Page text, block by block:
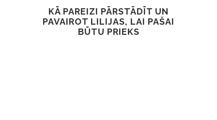
KĀ PAREIZI PĀRSTĀDĪT UN
PAVAIROT LILIJAS, LAI PAŠAI
BŪTU PRIEKS